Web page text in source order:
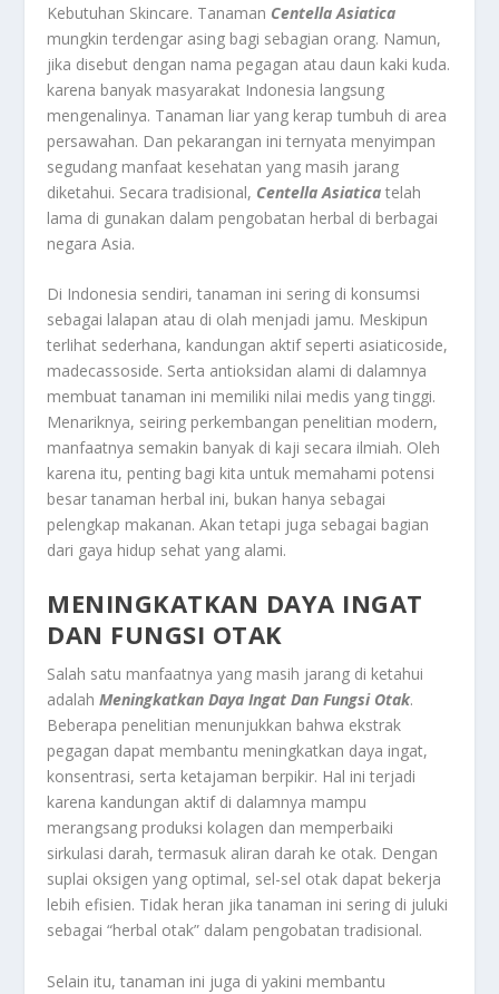
Kebutuhan Skincare. Tanaman Centella Asiatica
mungkin terdengar asing bagi sebagian orang. Namun,
jika disebut dengan nama pegagan atau daun kaki kuda.
karena banyak masyarakat Indonesia langsung
mengenalinya. Tanaman liar yang kerap tumbuh di area
persawahan. Dan pekarangan ini ternyata menyimpan
segudang manfaat kesehatan yang masih jarang
diketahui. Secara tradisional, Centella Asiatica telah
lama di gunakan dalam pengobatan herbal di berbagai
negara Asia.
Di Indonesia sendiri, tanaman ini sering di konsumsi
sebagai lalapan atau di olah menjadi jamu. Meskipun
terlihat sederhana, kandungan aktif seperti asiaticoside,
madecassoside. Serta antioksidan alami di dalamnya
membuat tanaman ini memiliki nilai medis yang tinggi.
Menariknya, seiring perkembangan penelitian modern,
manfaatnya semakin banyak di kaji secara ilmiah. Oleh
karena itu, penting bagi kita untuk memahami potensi
besar tanaman herbal ini, bukan hanya sebagai
pelengkap makanan. Akan tetapi juga sebagai bagian
dari gaya hidup sehat yang alami.
MENINGKATKAN DAYA INGAT
DAN FUNGSI OTAK
Salah satu manfaatnya yang masih jarang di ketahui
adalahMeningkatkan Daya Ingat Dan Fungsi Otak.
Beberapa penelitian menunjukkan bahwa ekstrak
pegagan dapat membantu meningkatkan daya ingat,
konsentrasi, serta ketajaman berpikir. Hal ini terjadi
karena kandungan aktif di dalamnya mampu
merangsang produksi kolagen dan memperbaiki
sirkulasi darah, termasuk aliran darah ke otak. Dengan
suplai oksigen yang optimal, sel-sel otak dapat bekerja
lebih efisien. Tidak heran jika tanaman ini sering di juluki
sebagai “herbal otak” dalam pengobatan tradisional.
Selain itu, tanaman ini juga di yakini membantu